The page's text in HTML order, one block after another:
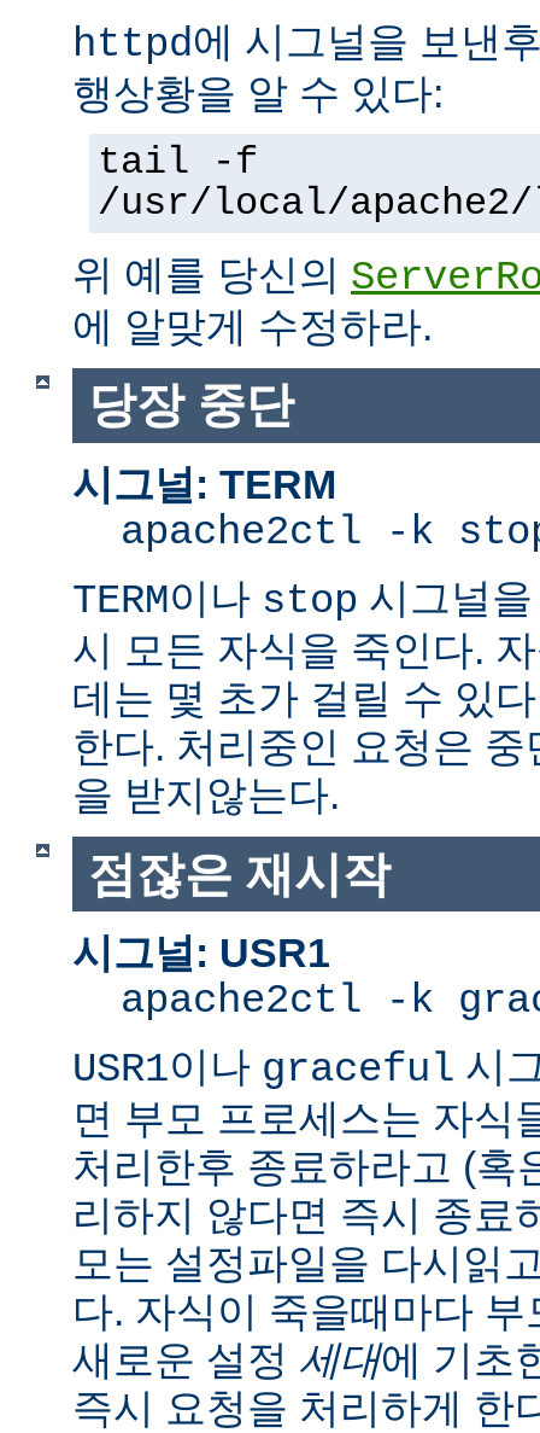
httpd에 시그널을 보낸
행상황을 알 수 있다:
tail -f
/usr/local/
위 예를 당신의
에 알맞게 수정하라.
당장 중단
시그널: TERM
apache2ctl -k
TERM이나 stop 시그널
시 모든 자식을 죽인다.
데는 몇 초가 걸릴 수 있
한다. 처리중인 요청은
을 받지않는다.
점잖은 재시작
시그널: USR1
apache2ctl -k
USR1이나 graceful 시
면 부모 프로세스는 자식
처리한후 종료하라고 (혹
리하지 않다면 즉시 종료
모는 설정파일을 다시읽
다. 자식이 죽을때마다
새로운 설정 세대에 기초
즉시 요청을 처리하게 한